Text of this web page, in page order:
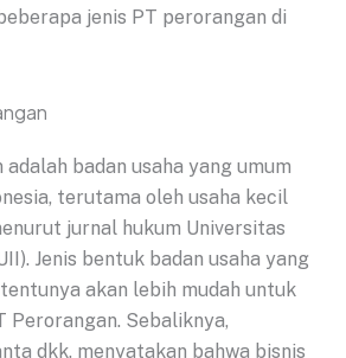
jenis PT perorangan di
adalah badan usaha yang umum
terutama oleh usaha kecil
jurnal hukum Universitas
Jenis bentuk badan usaha yang
akan lebih mudah untuk
Perorangan. Sebaliknya,
dkk. menyatakan bahwa bisnis